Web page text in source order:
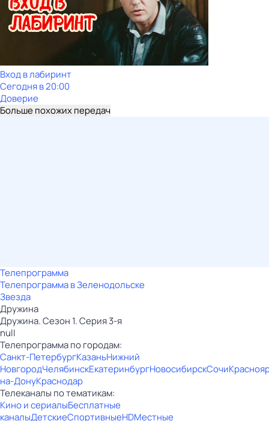
Вход в лабиринт
Сегодня в 20:00
Доверие
Больше похожих передач
Телепрограмма
Телепрограмма в Зеленодольске
Звезда
Дружина
Дружина. Сезон 1. Серия 3-я
null
Телепрограмма по городам:
Санкт-ПетербургКазаньНижний
НовгородЧелябинскЕкатеринбургНовосибирскСочи
на-ДонуКраснодар
Телеканалы по тематикам:
Кино и сериалыБесплатные
каналыДетскиеСпортивныеHDМестные